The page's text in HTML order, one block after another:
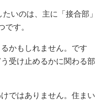
いのは、主に「接合部」
です。
かもしれません。です
受け止めるかに関わる部
ではありません。住まい